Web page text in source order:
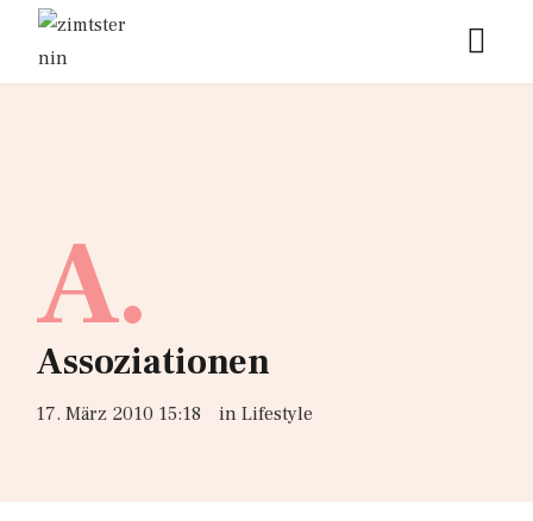
A.
Assoziationen
17. März 2010 15:18 in Lifestyle